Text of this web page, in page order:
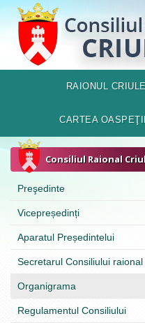
RAIONUL
CARTEA
Consiliul Raional
Preşedinte
Vicepreședinți
Aparatul Președintelui
Secretarul Consiliului raional
Organigrama
Regulamentul Consiliului